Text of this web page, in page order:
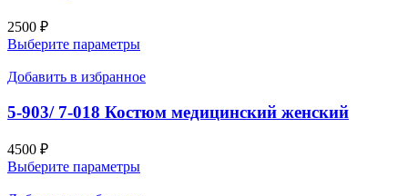
2500 ₽
Выберите параметры
Добавить в избранное
5-903/ 7-018 Костюм медицинский женский
4500 ₽
Выберите параметры